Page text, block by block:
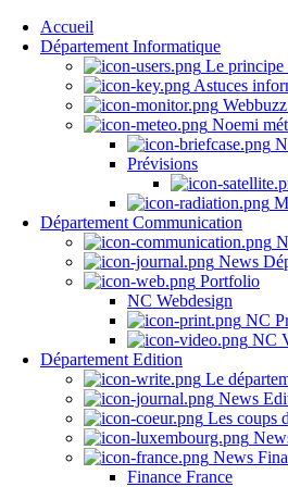
Accueil
Département Informatique
Le principe
Astuces
Noemi
Prévisions
Département Communication
News
Portfolio
NC Webdesign
NC
NC
Département Edition
Le
News
Les coups
News
Finance France